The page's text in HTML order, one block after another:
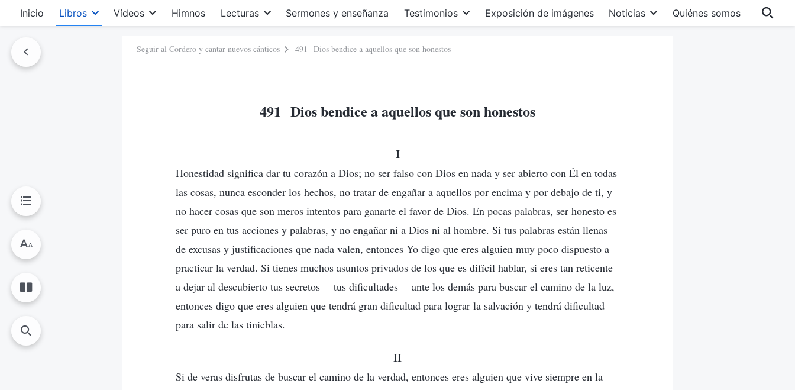
Inicio Libros Vídeos Himnos Lecturas Sermones y enseñanza Testimonios Exposición de imágenes Noticias Quiénes somos
Seguir al Cordero y cantar nuevos cánticos 491 Dios bendice a aquellos que son honestos
491 Dios bendice a aquellos que son honestos
I
Honestidad significa dar tu corazón a Dios; no ser falso con Dios en nada y ser abierto con Él en todas
las cosas, nunca esconder los hechos, no tratar de engañar a aquellos por encima y por debajo de ti, y
no hacer cosas que son meros intentos para ganarte el favor de Dios. En pocas palabras, ser honesto es
ser puro en tus acciones y palabras, y no engañar ni a Dios ni al hombre. Si tus palabras están llenas
de excusas y justificaciones que nada valen, entonces Yo digo que eres alguien muy poco dispuesto a
practicar la verdad. Si tienes muchos asuntos privados de los que es difícil hablar, si eres tan reticente
a dejar al descubierto tus secretos —tus dificultades— ante los demás para buscar el camino de la luz,
entonces digo que eres alguien que tendrá gran dificultad para lograr la salvación y tendrá dificultad
para salir de las tinieblas.
II
Si de veras disfrutas de buscar el camino de la verdad, entonces eres alguien que vive siempre en la